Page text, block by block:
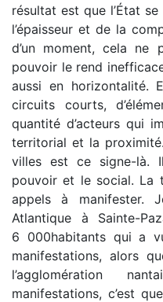
résultat est que l’État
l’épaisseur et de la
d’un moment, cela ne
pouvoir le rend
aussi en horizontalité.
circuits courts,
quantité d’acteurs qui
territorial et la
villes est ce signe-là.
pouvoir et le social. La
appels à manifester.
Atlantique à Sainte-
6 000habitants qui a
manifestations, alors
l’agglomération
manifestations, c’est